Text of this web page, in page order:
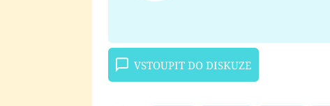
VSTOUPIT DO DISKUZE